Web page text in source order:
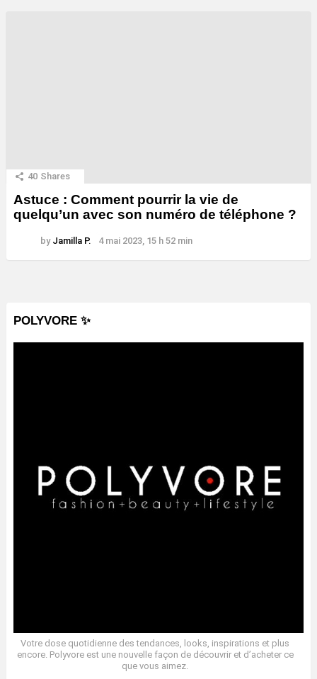
40 Shares
Astuce : Comment pourrir la vie de
quelqu’un avec son numéro de téléphone ?
by Jamilla P. 4 mai 2023, 15 h 52 min
POLYVORE ✨
Votre dose quotidienne des tendances, looks, inspirations et plus
encore. Polyvore est une nouvelle façon de découvrir et d’acheter ce
que vous aimez.